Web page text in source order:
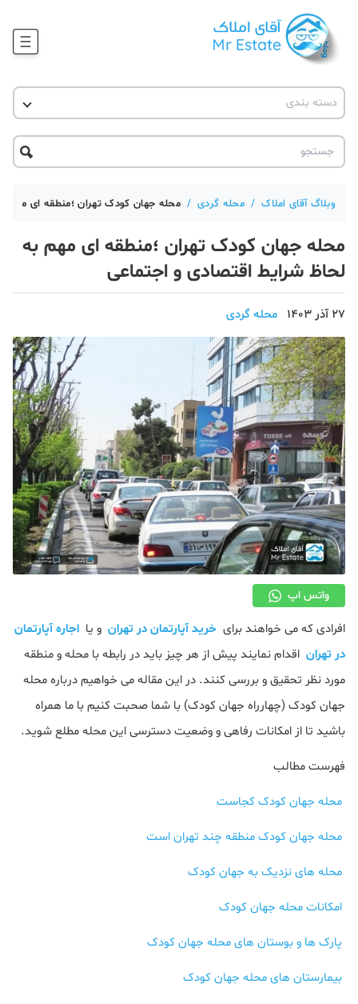
آموزش املاک
حقوقی
آکادمی
دسته بندی
آقای مشاور املاک
آکادمی آقای املاک
آموزش املاک
آموزش پلتفرم آقای املاک
تحلیل مسکن
دکوراسیون
صنعت ساختمان
محله گردی
معماری
ملکی
همایش و نمایشگاه
وبلاگ آقای املاک / محله گردی / محله جهان کودک تهران ؛منطقه ای مهم
محله جهان کودک تهران ؛منطقه ای مهم به
لحاظ شرایط اقتصادی و اجتماعی
27 آذر 1403 محله گردی
واتس اپ
افرادی که می خواهند برای خرید آپارتمان در تهران و یا اجاره آپارتمان
در تهران اقدام نمایند پیش از هر چیز باید در رابطه با محله و منطقه
مورد نظر تحقیق و بررسی کنند. در این مقاله می خواهیم درباره محله
جهان کودک (چهارراه جهان کودک) با شما صحبت کنیم با ما همراه
باشید تا از امکانات رفاهی و وضعیت دسترسی این محله مطلع شوید.
فهرست مطالب
محله جهان کودک کجاست
محله جهان کودک منطقه چند تهران است
محله های نزدیک به جهان کودک
امکانات محله جهان کودک
پارک ها و بوستان های محله جهان کودک
بیمارستان های محله جهان کودک